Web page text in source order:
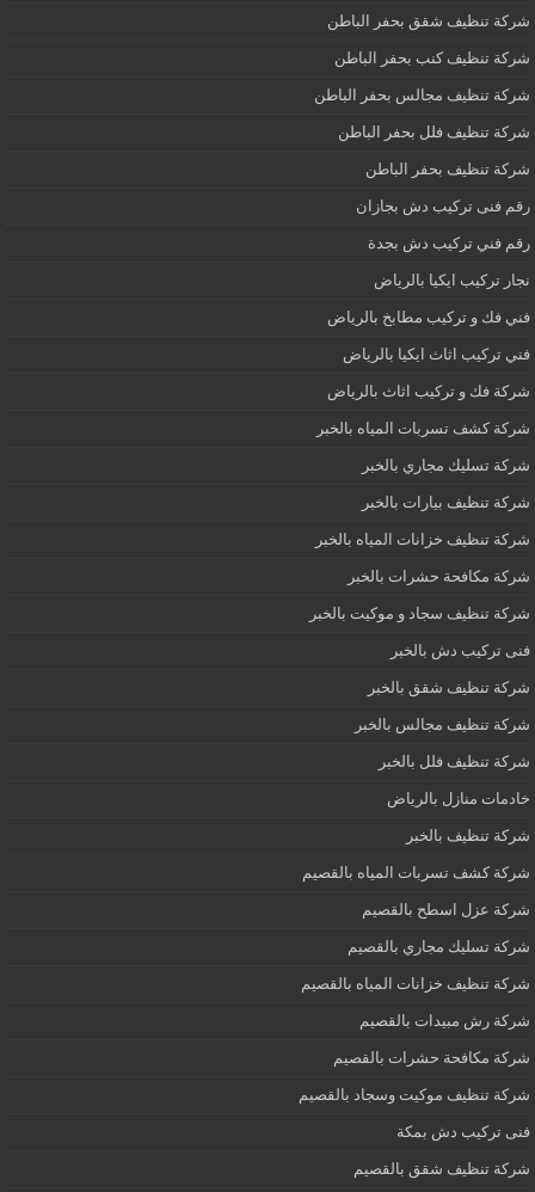
شركة تنظيف شقق بحفر الباطن
شركة تنظيف كنب بحفر الباطن
شركة تنظيف مجالس بحفر الباطن
شركة تنظيف فلل بحفر الباطن
شركة تنظيف بحفر الباطن
رقم فنى تركيب دش بجازان
رقم فني تركيب دش بجدة
نجار تركيب ايكيا بالرياض
فني فك و تركيب مطابخ بالرياض
فني تركيب اثاث ايكيا بالرياض
شركة فك و تركيب اثاث بالرياض
شركة كشف تسربات المياه بالخبر
شركة تسليك مجاري بالخبر
شركة تنظيف بيارات بالخبر
شركة تنظيف خزانات المياه بالخبر
شركة مكافحة حشرات بالخبر
شركة تنظيف سجاد و موكيت بالخبر
فنى تركيب دش بالخبر
شركة تنظيف شقق بالخبر
شركة تنظيف مجالس بالخبر
شركة تنظيف فلل بالخبر
خادمات منازل بالرياض
شركة تنظيف بالخبر
شركة كشف تسربات المياه بالقصيم
شركة عزل اسطح بالقصيم
شركة تسليك مجاري بالقصيم
شركة تنظيف خزانات المياه بالقصيم
شركة رش مبيدات بالقصيم
شركة مكافحة حشرات بالقصيم
شركة تنظيف موكيت وسجاد بالقصيم
فنى تركيب دش بمكة
شركة تنظيف شقق بالقصيم